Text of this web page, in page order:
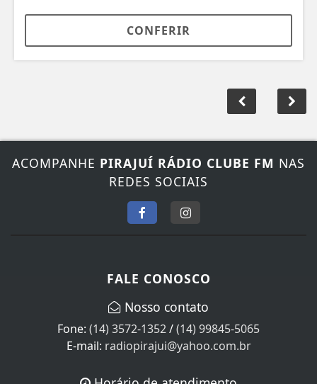
CONFERIR
ACOMPANHE PIRAJUÍ RÁDIO CLUBE FM NAS
REDES SOCIAIS
FALE CONOSCO
Nosso contato
Fone: (14) 3572-1352/(14) 99845-5065
E-mail: radiopirajui@yahoo.com.br